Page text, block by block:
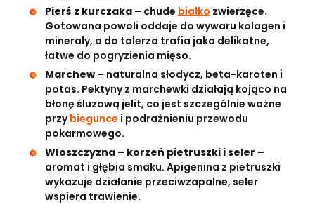
Pierś z kurczaka – chude białko zwierzęce.
Gotowana powoli oddaje do wywaru kolagen i
minerały, a do talerza trafia jako delikatne,
łatwe do pogryzienia mięso.
Marchew – naturalna słodycz, beta-karoten i
potas. Pektyny z marchewki działają kojąco na
błonę śluzową jelit, co jest szczególnie ważne
przybiegunce i podrażnieniu przewodu
pokarmowego.
Włoszczyzna – korzeń pietruszki i seler –
aromat i głębia smaku. Apigenina z pietruszki
wykazuje działanie przeciwzapalne, seler
wspiera trawienie.